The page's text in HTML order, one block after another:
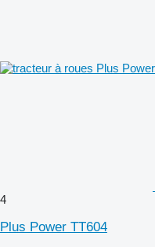
4
Plus Power TT604